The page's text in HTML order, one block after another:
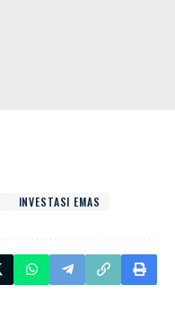
INVESTASI EMAS